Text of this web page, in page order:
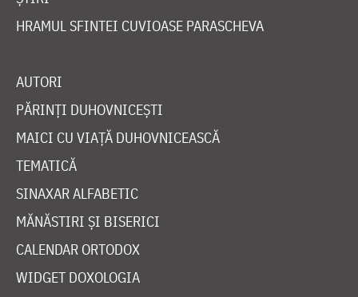
HRAMUL SFINTEI CUVIOASE PARASCHEVA
AUTORI
PĂRINȚI DUHOVNICEȘTI
MAICI CU VIAȚĂ DUHOVNICEASCĂ
TEMATICĂ
SINAXAR ALFABETIC
MĂNĂSTIRI ȘI BISERICI
CALENDAR ORTODOX
WIDGET DOXOLOGIA